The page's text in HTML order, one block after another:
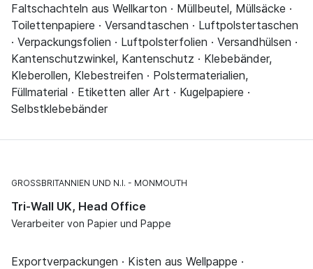
Faltschachteln aus Wellkarton · Müllbeutel, Müllsäcke ·
Toilettenpapiere · Versandtaschen · Luftpolstertaschen
· Verpackungsfolien · Luftpolsterfolien · Versandhülsen ·
Kantenschutzwinkel, Kantenschutz · Klebebänder,
Kleberollen, Klebestreifen · Polstermaterialien,
Füllmaterial · Etiketten aller Art · Kugelpapiere ·
Selbstklebebänder
GROSSBRITANNIEN UND N.I. MONMOUTH
Tri-Wall UK, Head Office
Verarbeiter von Papier und Pappe
Exportverpackungen · Kisten aus Wellpappe ·